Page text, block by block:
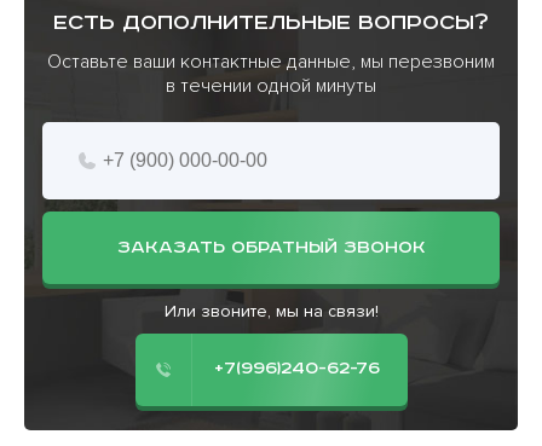
есть дополнительные вопросы?
Оставьте ваши контактные данные, мы перезвоним
в течении одной минуты
ЗАКАЗАТЬ ОБРАТНЫЙ ЗВОНОК
Или звоните, мы на связи!
+7(996)240-62-76